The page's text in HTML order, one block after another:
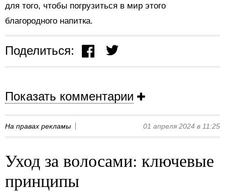
для того, чтобы погрузиться в мир этого
благородного напитка.
Поделиться:
Показать комментарии
На правах рекламы 01 апреля 2024 в 11:25
Уход за волосами: ключевые
принципы